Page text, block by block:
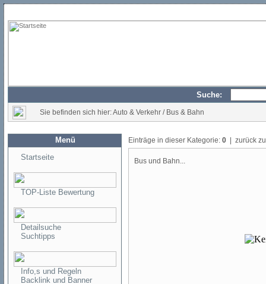
Suche:
Sie befinden sich hier: Auto & Verkehr / Bus & Bahn
Menü
Startseite
TOP-Liste Bewertung
Detailsuche
Suchtipps
Info,s und Regeln
Backlink und Banner
Einträge in dieser Kategorie: 0 | zurück
Bus und Bahn...